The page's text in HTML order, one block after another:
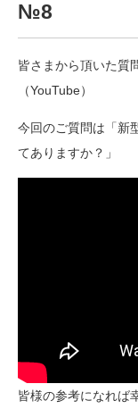
№8
皆さまから頂いた質
（YouTube）
今回のご質問は「新
てありますか？」
皆様の参考になれば